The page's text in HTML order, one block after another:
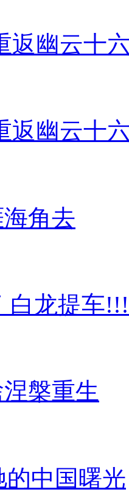
返幽云十
返幽云十
角去
白龙提车
槃重生
的中国曙光